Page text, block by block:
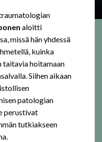
aloitti
missä hän yhdessä
kuinka
taitavia hoitamaan
Siihen aikaan
patologian
perustivat
tutkiakseen